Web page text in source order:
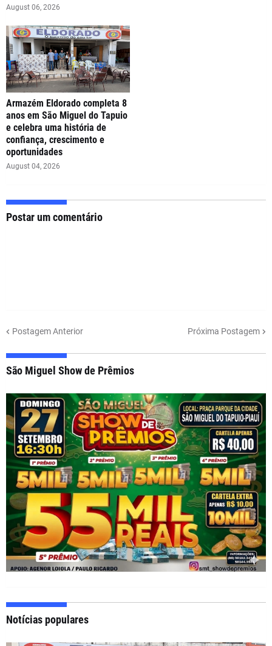
August 06, 2026
Armazém Eldorado completa 8
anos em São Miguel do Tapuio
e celebra uma história de
confiança, crescimento e
oportunidades
August 04, 2026
Postar um comentário
Postagem Anterior Próxima Postagem
São Miguel Show de Prêmios
Notícias populares